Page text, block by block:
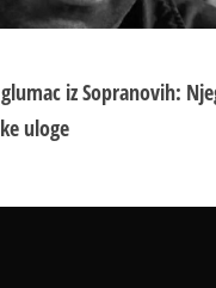
iz Sopranovih:
uloge